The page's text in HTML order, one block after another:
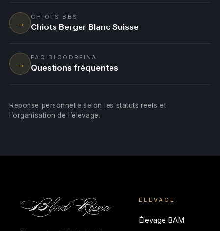
→
CHIOTS BBS
Chiots Berger Blanc Suisse
→
FAQ BLOODREINA
Questions fréquentes
Réponse personnelle selon les statuts réels et
l’organisation de l’élevage.
ÉLEVAGE
Élevage BAM